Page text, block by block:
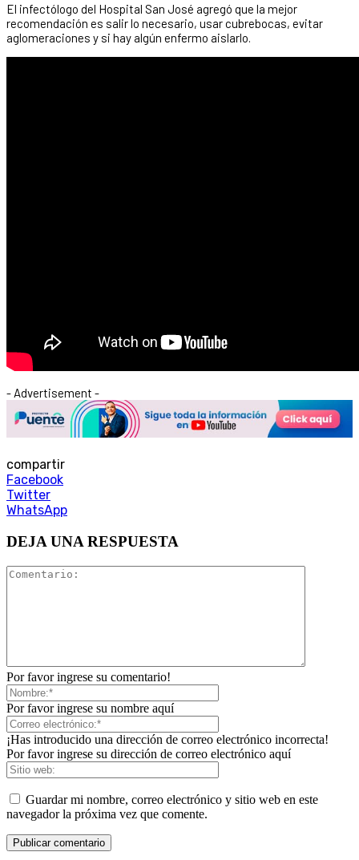
El infectólogo del Hospital San José agregó que la mejor
recomendación es salir lo necesario, usar cubrebocas, evitar
aglomeraciones y si hay algún enfermo aislarlo.
- Advertisement -
compartir
Facebook
Twitter
WhatsApp
DEJA UNA RESPUESTA
Por favor ingrese su comentario!
Por favor ingrese su nombre aquí
¡Has introducido una dirección de correo electrónico incorrecta!
Por favor ingrese su dirección de correo electrónico aquí
Guardar mi nombre, correo electrónico y sitio web en este
navegador la próxima vez que comente.